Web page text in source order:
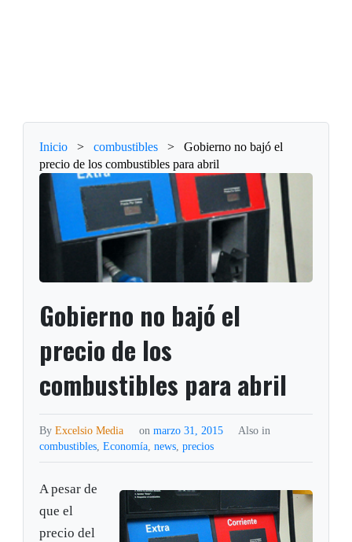
Inicio > combustibles >
Gobierno no bajó el
precio de los combustibles para abril
Gobierno no bajó el
precio de los
combustibles para abril
ByExcelsio Media on marzo 31, 2015
Also in
combustibles,Economía,news,precios
A pesar de
que el
precio del